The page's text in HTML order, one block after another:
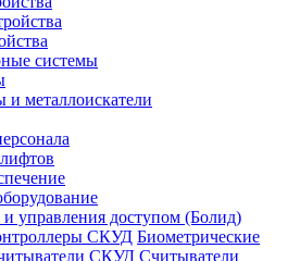
системы
и металлоискатели
и управления доступом (Болид)
СКУД Биометрические
СКУД Считыватели